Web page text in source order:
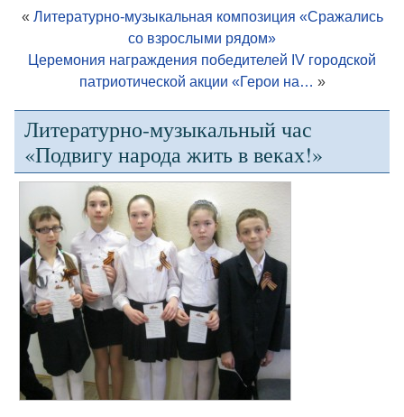
« Литературно-музыкальная композиция «Сражались
со взрослыми рядом»
Церемония награждения победителей IV городской
патриотической акции «Герои на… »
Литературно-музыкальный час
«Подвигу народа жить в веках!»